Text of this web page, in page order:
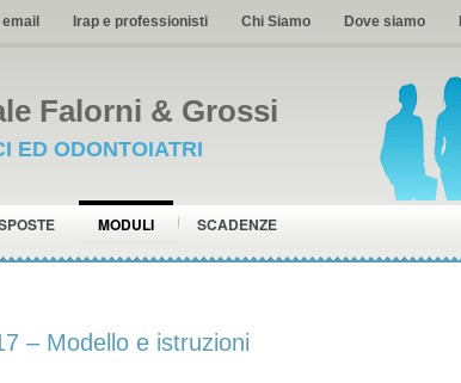
Irap e professionisti Chi Siamo Dove siamo
Falorni & Grossi
ED ODONTOIATRI
MODULI SCADENZE
– Modello e istruzioni